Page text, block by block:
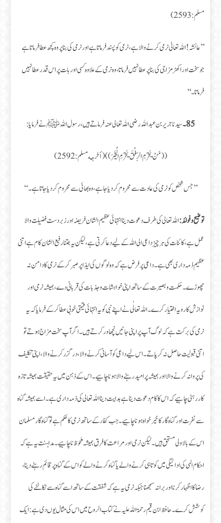
مسلم:2593)
’’عائشہ! اللہ تعالیٰ نرمی کرنے والا ہے، نرمی کو پسند فرماتا ہے اور نرمی کی بنا پر وہ کچھ عطا فرماتا ہے
جو سخت اور اکھڑ مزاجی کی بنا پر عطا نہیں فرماتا، وہ نرمی کے علاوہ کسی اور بات پر اس قدر عطا نہیں
فرماتا۔ ‘‘
85۔ سیدنا جریر بن عبد اللہ رضی اللہ تعالی عنہ فرماتے ہیں، رسول اللہ ﷺ نے فرمایا:
((مَنْ يُحْرَمِ الرِّفْقَ يُحْرَمِ الْخَيْرَ)) (أخرجه مسلم: 2592)
’’جس شخص کو نرمی کی عادت سے محروم کر دیا جا ہے، وہ بھائی سے محروم کر دیا جاتا ہے۔“
توضیح و فوائد:اللہ تعالی کی طرف دعوت دینا انتہائی عظیم الشان فريضہ اور زبردست فضیلت والا
عمل ہے، کائنات کی ہر چیز داعی الی اللہ کے لیے دعا کرتی ہے، لیکن یہ جتنا رفیع الشان کام ہے اتنی
عظیم ذمہ داری بھی ہے۔ داعی پر فرض ہے کہ وہ لوگوں کی ایذا پر صبر کر کے نرمی کا دامن نہ
چھوڑے۔ حکمت و بصیرت کے ساتھ اپنی خواہشات و جذبات کی قربانی دے، ہمیشہ نرمی اور
نوازش کا رویہ اختیار کرے۔ اللہ تعالٰی نے اپنے نبی کو یہ انتہائی قیمتی خوبی عطا کر کے فرمایا کہ یہ
نرمی کی برکت ہے کہ لوگ آپ پر اپنی جانیں نچھاور کرتے ہیں۔ اگر آپ سخت مزاج ہوتے تو
اتنی قبولیت حاصل نہ کر پاتے۔ اس لیے داعی کو آسانی کرنے والا، درگزر کرنے والا، اپنی تکلیف
کی پروا نہ کرنے والا اور ہمیشہ پر امید رہنے والا ہونا چاہیے۔ اس کے ذہن میں یہ حقیقت ہمیشہ تازہ
کار رہنی چاہیے کہ اس کا کام دعوت دینا ہے ہدایت دینا اللہ تعالی کی ذمہ داری ہے۔ اسے ہمیشہ گناہ
سے نفرت اور گناہ گار کا خیر خواہ ہونا چاہیے۔ جب کفار کے ساتھ نرمی کا حکم ہے تو گناہ گار مسلمان
اس کے بالاولی مستحق ہیں۔ لیکن نرمی اور مراعت کا فرق ہمیشہ ملحوظ نا چاہیے۔ مداہنت یہ ہے کہ
احکام الہی کی ادائیگی میں کوتاہی کرنے والے یا گناہ کرنے والے کو اس کے گناہ پر قائم رہنے دینا،
رضا کا اظہار کرنا اور برا نہ سمجھنا جبکہ نرمی یہ ہے کہ شفقت کے ساتھ اسے گناہ سے نکالنے کی
کوشش کرے۔ حافظ ابن قیم رحمۃ اللہ علیہ نے کتاب الروح میں اس کی مثال یوں دی ہے: ایک